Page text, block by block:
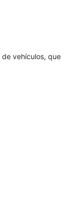
solicitudes
vehículos, que